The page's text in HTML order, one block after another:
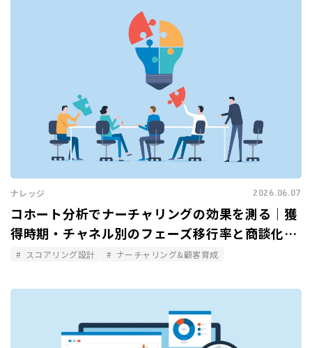
ナレッジ 2026.06.07
コホート分析でナーチャリングの効果を測る｜獲
得時期・チャネル別のフェーズ移行率と商談化率
を比較する
スコアリング設計 ナーチャリング&顧客育成